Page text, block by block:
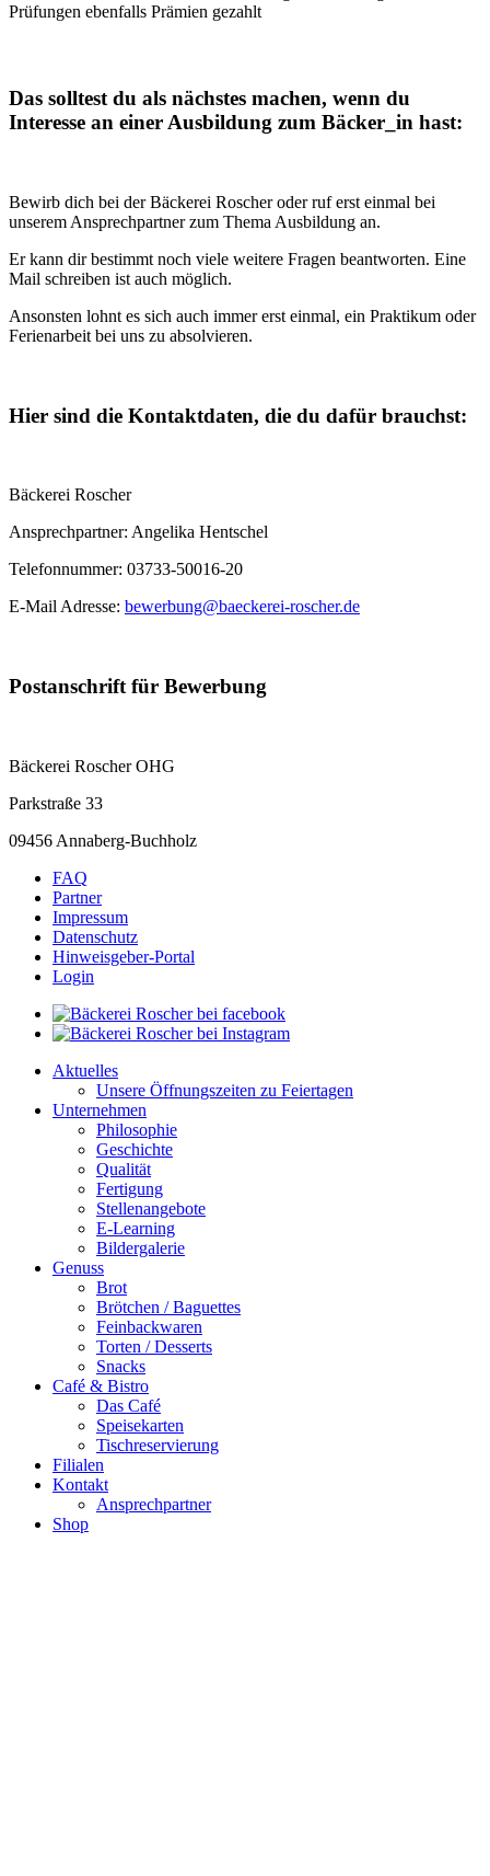
Prüfungen ebenfalls Prämien gezahlt
Das solltest du als nächstes machen, wenn du
Interesse an einer Ausbildung zum Bäcker_in hast:
Bewirb dich bei der Bäckerei Roscher oder ruf erst einmal bei
unserem Ansprechpartner zum Thema Ausbildung an.
Er kann dir bestimmt noch viele weitere Fragen beantworten. Eine
Mail schreiben ist auch möglich.
Ansonsten lohnt es sich auch immer erst einmal, ein Praktikum oder
Ferienarbeit bei uns zu absolvieren.
Hier sind die Kontaktdaten, die du dafür brauchst:
Bäckerei Roscher
Ansprechpartner: Angelika Hentschel
Telefonnummer: 03733-50016-20
E-Mail Adresse: bewerbung@baeckerei-roscher.de
Postanschrift für Bewerbung
Bäckerei Roscher OHG
Parkstraße 33
09456 Annaberg-Buchholz
FAQ
Partner
Impressum
Datenschutz
Hinweisgeber-Portal
Login
Aktuelles
Unsere Öffnungszeiten zu Feiertagen
Unternehmen
Philosophie
Geschichte
Qualität
Fertigung
Stellenangebote
E-Learning
Bildergalerie
Genuss
Brot
Brötchen / Baguettes
Feinbackwaren
Torten / Desserts
Snacks
Café & Bistro
Das Café
Speisekarten
Tischreservierung
Filialen
Kontakt
Ansprechpartner
Shop